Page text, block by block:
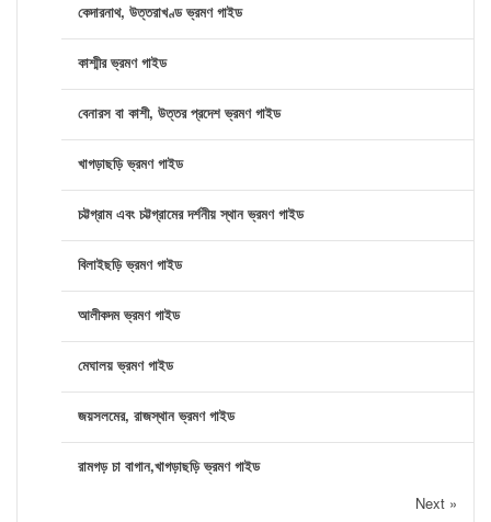
কেদারনাথ, উত্তরাখণ্ড ভ্রমণ গাইড
কাশ্মীর ভ্রমণ গাইড
বেনারস বা কাশী, উত্তর প্রদেশ ভ্রমণ গাইড
খাগড়াছড়ি ভ্রমণ গাইড
চট্টগ্রাম এবং চট্টগ্রামের দর্শনীয় স্থান ভ্রমণ গাইড
বিলাইছড়ি ভ্রমণ গাইড
আলীকদম ভ্রমণ গাইড
মেঘালয় ভ্রমণ গাইড
জয়সলমের, রাজস্থান ভ্রমণ গাইড
রামগড় চা বাগান,খাগড়াছড়ি ভ্রমণ গাইড
Next »